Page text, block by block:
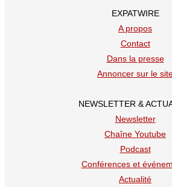
EXPATWIRE
A propos
Contact
Dans la presse
Annoncer sur le
NEWSLETTER &
Newsletter
Chaîne Youtube
Podcast
Conférences et
Actualité